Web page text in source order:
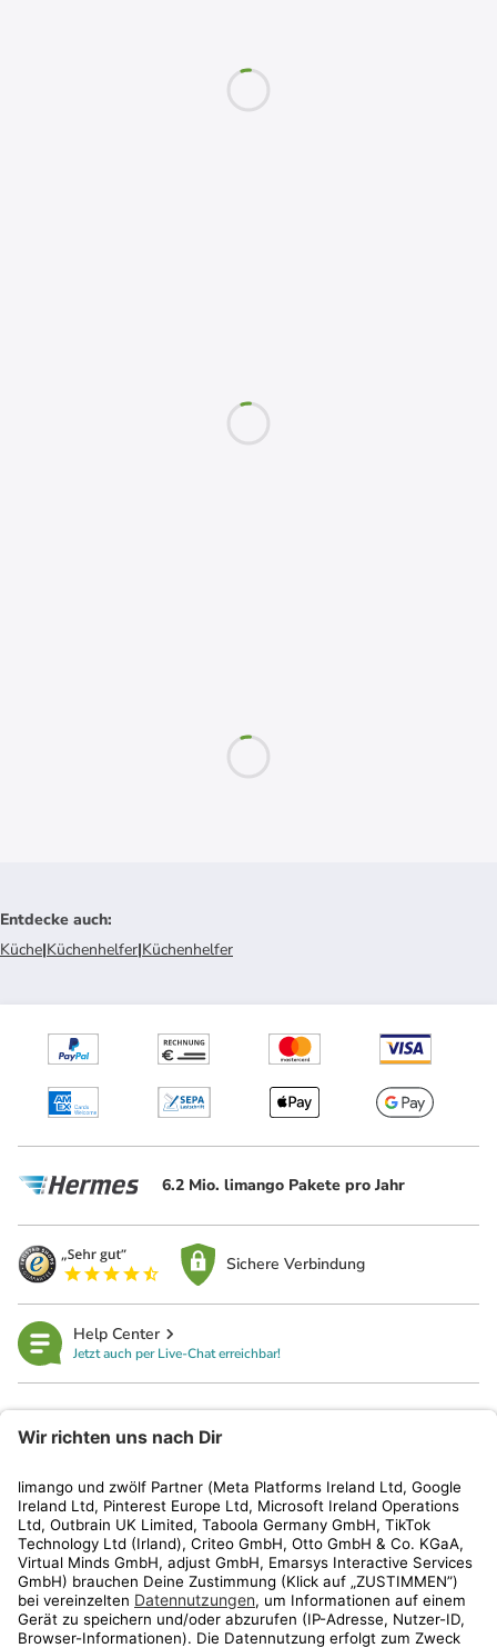
Entdecke auch:
Küche|Küchenhelfer|Küchenhelfer
6.2 Mio. limango Pakete pro Jahr
Sichere Verbindung
Help Center
Jetzt auch per Live-Chat erreichbar!
Kundenservice
Shop
Aktionen